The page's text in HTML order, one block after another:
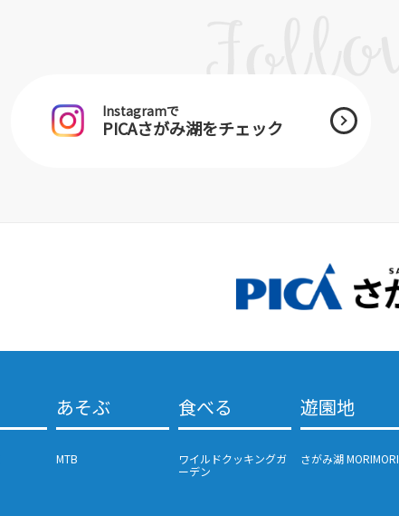
Instagramで
PICAさがみ湖をチェック
あそぶ
MTB
食べる
ワイルドクッキングガ
ーデン
遊園地
さがみ湖 MORIMORI